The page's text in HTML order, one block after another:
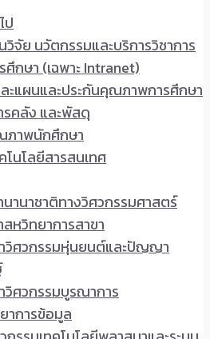
ป
วิจัย นวัตกรรมและบริการวิชาการ
ศึกษา (เฉพาะ Intranet)
ะแผนและประกันคุณภาพการศึกษา
รคลัง และพัสดุ
าพนักศึกษา
นโลยีสารสนเทศ
านาชาติทางวิศวกรรมศาสตร์
หวิทยาการสาขา
วิศวกรรมหุ่นยนต์และปัญญา
วิศวกรรมบูรณาการ
าการข้อมูล